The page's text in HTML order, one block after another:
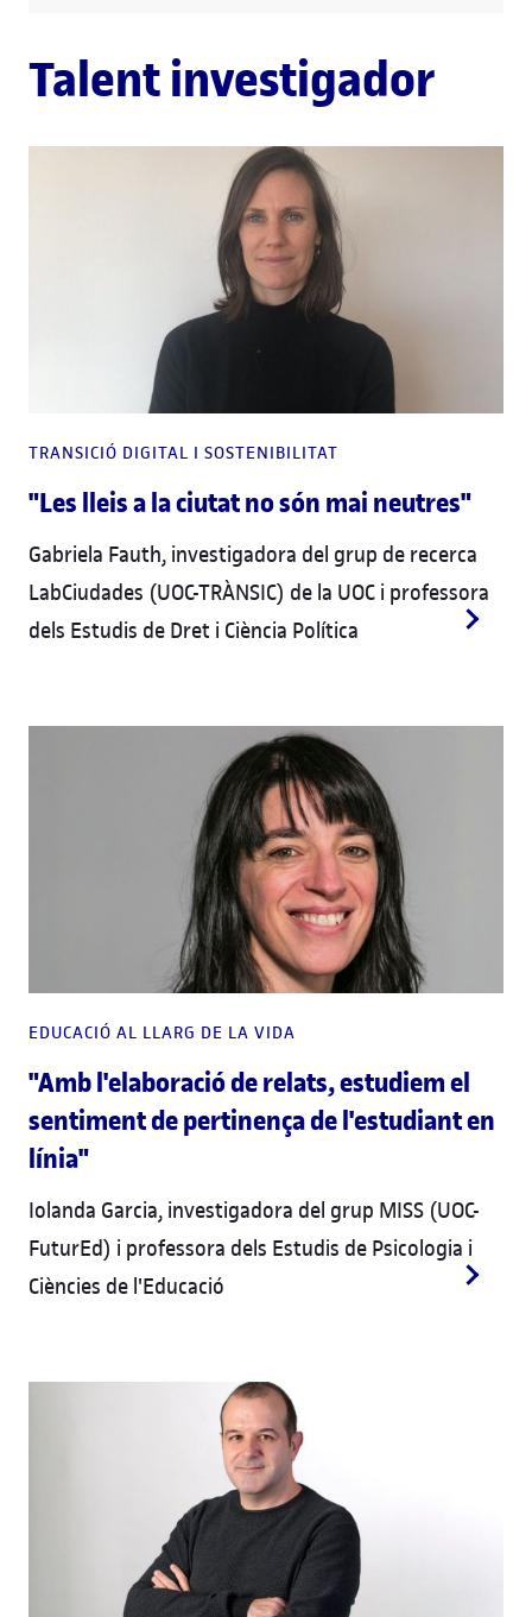
Talent investigador
TRANSICIÓ DIGITAL I SOSTENIBILITAT
"Les lleis a la ciutat no són mai neutres"
Gabriela Fauth, investigadora del grup de recerca
LabCiudades (UOC-TRÀNSIC) de la UOC i professora
dels Estudis de Dret i Ciència Política
EDUCACIÓ AL LLARG DE LA VIDA
"Amb l'elaboració de relats, estudiem el
sentiment de pertinença de l'estudiant en
línia"
Iolanda Garcia, investigadora del grup MISS (UOC-
FuturEd) i professora dels Estudis de Psicologia i
Ciències de l'Educació